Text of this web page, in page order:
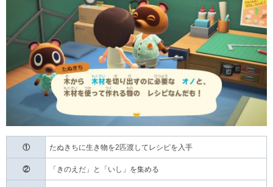
① たぬきちに生き物を2匹渡してレシピを入手
② 「きのえだ」と「いし」を集める